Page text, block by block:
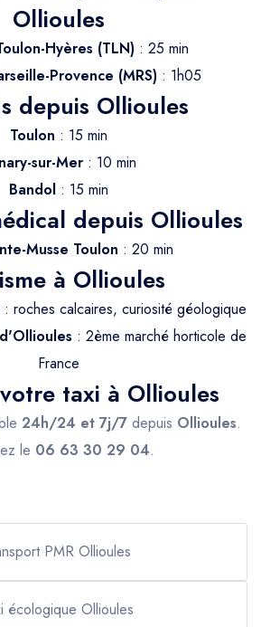
Ollioules
Hyères (TLN) : 25 min
Provence (MRS): 1h05
depuis Ollioules
Toulon : 15 min
sur-Mer: 10 min
Bandol : 15 min
depuis Ollioules
Musse Toulon : 20 min
à Ollioules
: roches calcaires, curiosité géologique
: 2ème marché horticole de
France
taxi à Ollioules
24h/24 et 7j/7depuis Ollioules.
le 06 63 30 29 04.
PMR Ollioules
écologique Ollioules